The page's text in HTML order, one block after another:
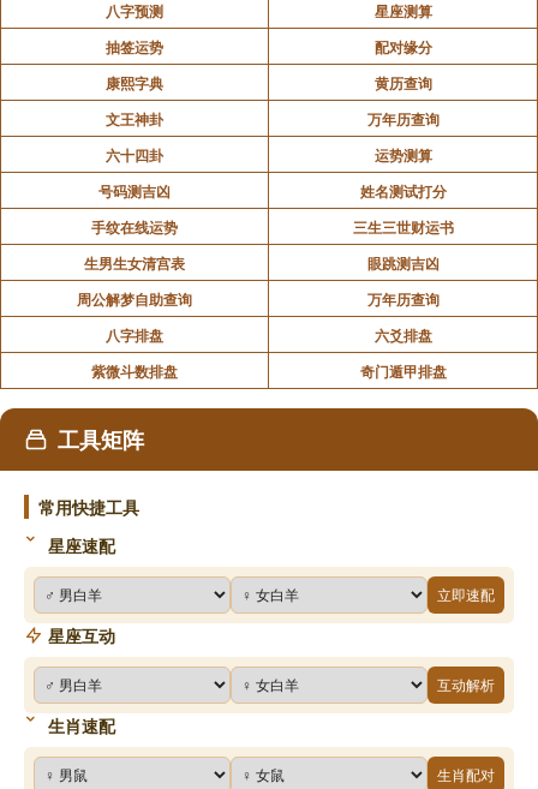
八字预测
星座测算
抽签运势
配对缘分
康熙字典
黄历查询
文王神卦
万年历查询
六十四卦
运势测算
号码测吉凶
姓名测试打分
手纹在线运势
三生三世财运书
生男生女清宫表
眼跳测吉凶
周公解梦自助查询
万年历查询
八字排盘
六爻排盘
紫微斗数排盘
奇门遁甲排盘
工具矩阵
常用快捷工具
星座速配
立即速配
星座互动
互动解析
生肖速配
生肖配对